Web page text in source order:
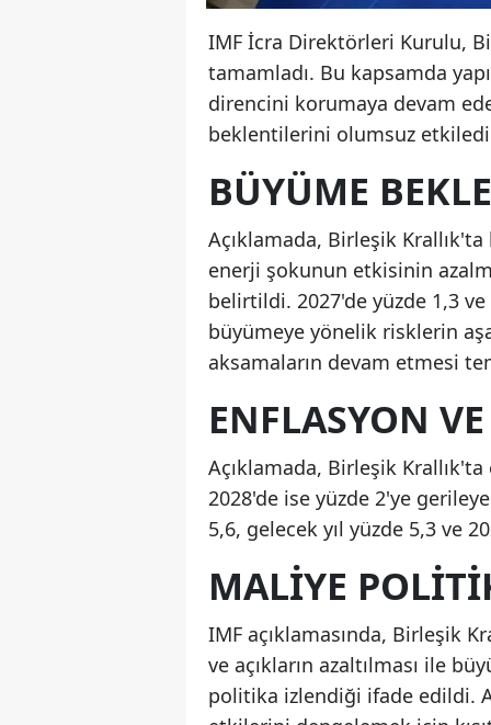
IMF İcra Direktörleri Kurulu,
tamamladı. Bu kapsamda
direncini korumaya devam
beklentilerini olumsuz
BÜYÜME
Açıklamada, Birleşik
enerji şokunun etkisinin
belirtildi. 2027'de yüzde 1,3
büyümeye yönelik risklerin
aksamaların devam etmesi
ENFLASYON
Açıklamada, Birleşik
2028'de ise yüzde 2'ye
5,6, gelecek yıl yüzde 5,3 ve
MALIYE
IMF açıklamasında, Birleşik
ve açıkların azaltılması ile
politika izlendiği ifade edildi.